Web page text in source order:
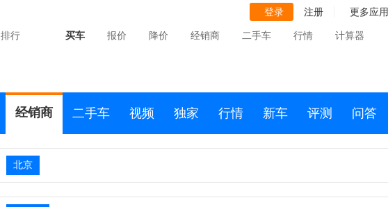
登录 注册 更多应用
排行 买车 报价 降价 经销商 二手车 行情 计算器
经销商 二手车 视频 独家 行情 新车 评测 问答
北京